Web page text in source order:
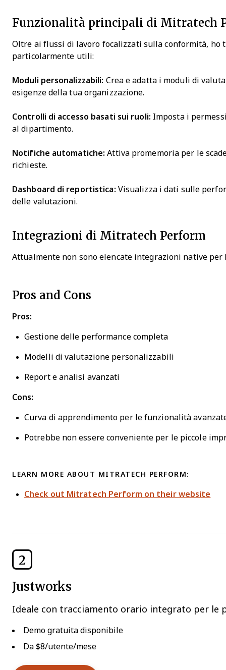
Funzionalità principali di Mitratech
Oltre ai flussi di lavoro focalizzati sulla conformità, ho
particolarmente utili:
Moduli personalizzabili: Crea e adatta i moduli di
esigenze della tua organizzazione.
Controlli di accesso basati sui ruoli: Imposta i
al dipartimento.
Notifiche automatiche: Attiva promemoria per le
richieste.
Dashboard di reportistica: Visualizza i dati sulle
delle valutazioni.
Integrazioni di Mitratech Perform
Attualmente non sono elencate integrazioni native per
Pros and Cons
Pros:
Gestione delle performance completa
Modelli di valutazione personalizzabili
Report e analisi avanzati
Cons:
Curva di apprendimento per le funzionalità
Potrebbe non essere conveniente per le piccole
LEARN MORE ABOUT MITRATECH PERFORM:
Check out Mitratech Perform on their website
2
Justworks
Ideale con tracciamento orario integrato per le
Demo gratuita disponibile
Da $8/utente/mese